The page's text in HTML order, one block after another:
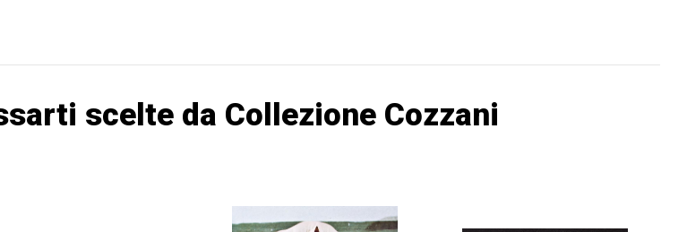
scelte da Collezione Cozzani